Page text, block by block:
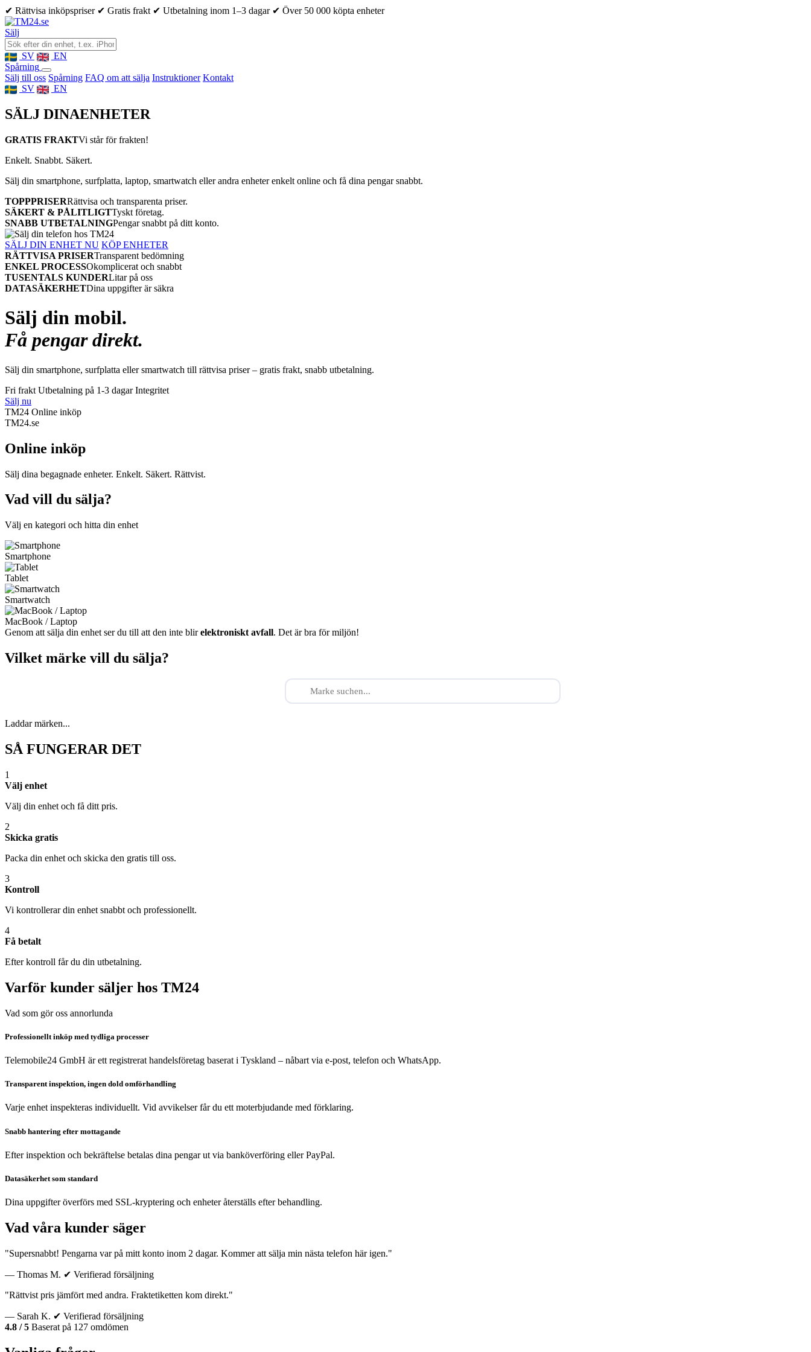
✔ Rättvisa inköpspriser ✔ Gratis frakt ✔ Utbetalning inom 1–3 dagar ✔ Över 50 000 köpta enheter
Sälj
SV
EN
Spårning
Sälj till oss Spårning FAQ om att sälja Instruktioner Kontakt
SV
EN
SÄLJ DINAENHETER
GRATIS FRAKTVi står för frakten!
Enkelt. Snabbt. Säkert.
Sälj din smartphone, surfplatta, laptop, smartwatch eller andra enheter enkelt online och få dina pengar snabbt.
TOPPPRISERRättvisa och transparenta priser.
SÄKERT & PÅLITLIGTTyskt företag.
SNABB UTBETALNINGPengar snabbt på ditt konto.
SÄLJ DIN ENHET NU KÖP ENHETER
RÄTTVISA PRISERTransparent bedömning
ENKEL PROCESSOkomplicerat och snabbt
TUSENTALS KUNDERLitar på oss
DATASÄKERHETDina uppgifter är säkra
Sälj din mobil.
Få pengar direkt.
Sälj din smartphone, surfplatta eller smartwatch till rättvisa priser – gratis frakt, snabb utbetalning.
Fri frakt Utbetalning på 1-3 dagar Integritet
Sälj nu
TM24 Online inköp
TM24.se
Online inköp
Sälj dina begagnade enheter. Enkelt. Säkert. Rättvist.
Vad vill du sälja?
Välj en kategori och hitta din enhet
Smartphone
Tablet
Smartwatch
MacBook / Laptop
Genom att sälja din enhet ser du till att den inte blirelektroniskt avfall. Det är bra för miljön!
Vilket märke vill du sälja?
Laddar märken...
SÅ FUNGERAR DET
1
Välj enhet
Välj din enhet och få ditt pris.
2
Skicka gratis
Packa din enhet och skicka den gratis till oss.
3
Kontroll
Vi kontrollerar din enhet snabbt och professionellt.
4
Få betalt
Efter kontroll får du din utbetalning.
Varför kunder säljer hos TM24
Vad som gör oss annorlunda
Professionellt inköp med tydliga processer
Telemobile24 GmbH är ett registrerat handelsföretag baserat i Tyskland – nåbart via e-post, telefon och WhatsApp.
Transparent inspektion, ingen dold omförhandling
Varje enhet inspekteras individuellt. Vid avvikelser får du ett moterbjudande med förklaring.
Snabb hantering efter mottagande
Efter inspektion och bekräftelse betalas dina pengar ut via banköverföring eller PayPal.
Datasäkerhet som standard
Dina uppgifter överförs med SSL-kryptering och enheter återställs efter behandling.
Vad våra kunder säger
"Supersnabbt! Pengarna var på mitt konto inom 2 dagar. Kommer att sälja min nästa telefon här igen."
— Thomas M. ✔ Verifierad försäljning
"Rättvist pris jämfört med andra. Fraktetiketten kom direkt."
— Sarah K. ✔ Verifierad försäljning
4.8 / 5 Baserat på 127 omdömen